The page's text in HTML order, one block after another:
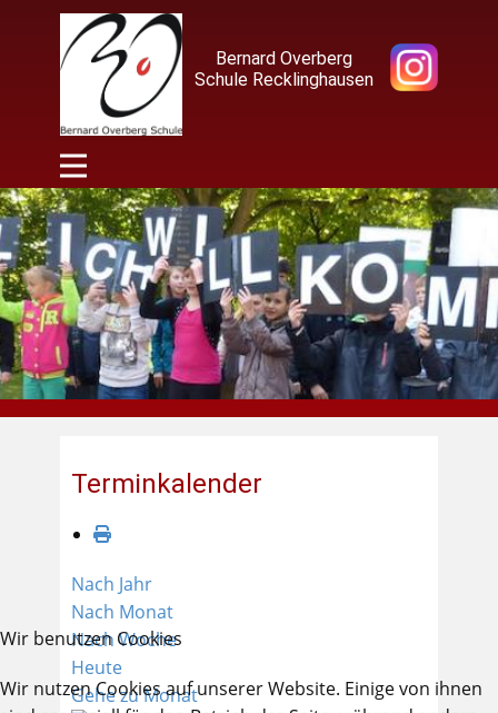
Bernard Overberg
Schule Recklinghausen
Terminkalender
Nach Jahr
Nach Monat
Nach Woche
Heute
Gehe zu Monat
Wir benutzen Cookies
Wir nutzen Cookies auf unserer Website. Einige von ihnen